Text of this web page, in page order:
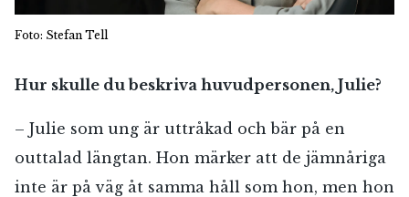
Foto: Stefan Tell
Hur skulle du beskriva huvudpersonen, Julie?
– Julie som ung är uttråkad och bär på en
outtalad längtan. Hon märker att de jämnåriga
inte är på väg åt samma håll som hon, men hon